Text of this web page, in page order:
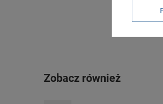
Zobacz również